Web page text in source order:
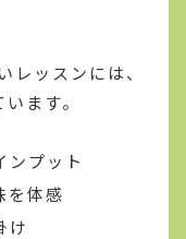
レッスンには、
ます。
ンプット
を体感
け